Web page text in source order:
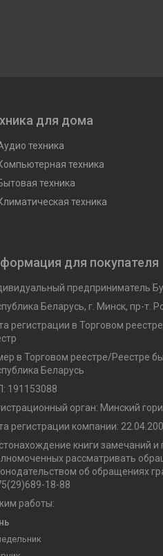
для дома
техника
техника
техника
техника
для покупателя
предприниматель
Беларусь, г. Минск, пр-т.
регистрации в Торговом
в Торговом реестре/Реестре
Беларусь
191153088
орган: Минский
регистрации компании:
книги замечаний
рассматривать
об обращениях
18-88
работы: